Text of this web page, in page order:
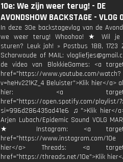
10e: We zijn weer terug! - DE
AVONDSHOW BACKSTAGE - VLOG
In deze 30e backstagevlog van de
we weer terug! Whoohoo! ★ Wil
sturen? Leuk joh! » Postbus 188, 1723
Scharwoude of MAIL:
de video van BlokkieGames: <a
href="https://www.youtube.com/watch?
v=heHv221KZ_4 Beluister">Klik hier</a>
hier: <a
href="https://open.spotify.com/playlist/
si=996d286435ad41e6 ♫">Klik hier</
Arjen Lubach/Epidemic Sound VOLG
★ Instagram: <a
href="https://www.instagram.com/
hier</a> Threads: <a
href="https://threads.net/10e">Klik